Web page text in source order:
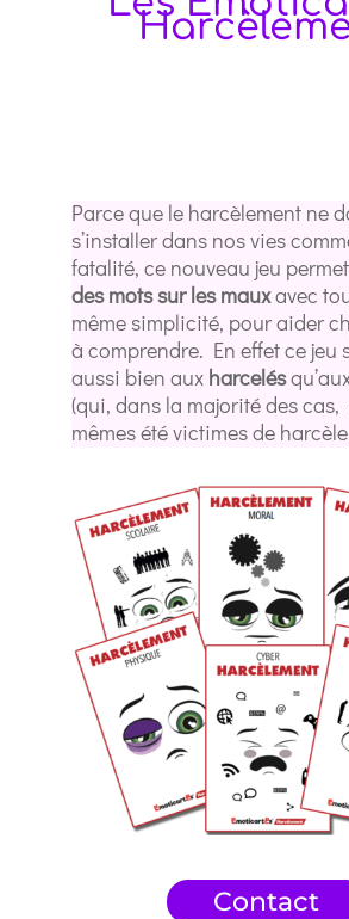
Parce que le harcèlement ne
s’installer dans nos vies
fatalité, ce nouveau jeu
des mots sur les mauxavec
même simplicité, pour aider
à comprendre. En effet ce jeu
aussi bien aux harcelés
(qui, dans la majorité des
mêmes été victimes de
Contact